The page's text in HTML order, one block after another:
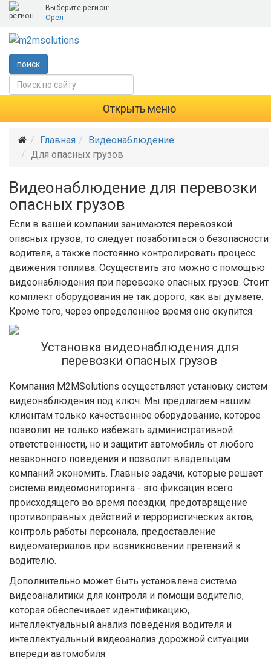
Выберите регион:
Орёл
поиск
Открыть меню
Главная
Видеонаблюдение
Для опасных грузов
Видеонаблюдение для перевозки
опасных грузов
Если в вашей компании занимаются перевозкой
опасных грузов, то следует позаботиться о безопасности
водителя, а также постоянно контролировать процесс
движения топлива. Осуществить это можно с помощью
видеонаблюдения при перевозке опасных грузов. Стоит
комплект оборудования не так дорого, как вы думаете.
Кроме того, через определенное время оно окупится.
Установка видеонаблюдения для
перевозки опасных грузов
Компания M2MSolutions осуществляет установку систем
видеонаблюдения под ключ. Мы предлагаем нашим
клиентам только качественное оборудование, которое
позволит не только избежать административной
ответственности, но и защитит автомобиль от любого
незаконного поведения и позволит владельцам
компаний экономить. Главные задачи, которые решает
система видеомониторинга - это фиксация всего
происходящего во время поездки, предотвращение
противоправных действий и террористических актов,
контроль работы персонала, предоставление
видеоматериалов при возникновении претензий к
водителю.
Дополнительно может быть установлена система
видеоаналитики для контроля и помощи водителю,
которая обеспечивает идентификацию,
интеллектуальный анализ поведения водителя и
интеллектуальный видеоанализ дорожной ситуации
впереди автомобиля